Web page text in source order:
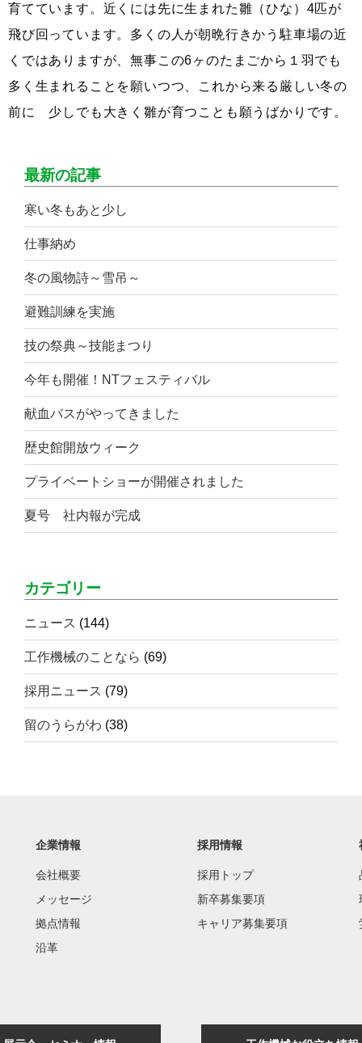
育てています。近くには先に生まれた雛（ひな）4匹が
飛び回っています。多くの人が朝晩行きかう駐車場の近
くではありますが、無事この6ヶのたまごから１羽でも
多く生まれることを願いつつ、これから来る厳しい冬の
前に 少しでも大きく雛が育つことも願うばかりです。
最新の記事
寒い冬もあと少し
仕事納め
冬の風物詩～雪吊～
避難訓練を実施
技の祭典～技能まつり
今年も開催！NTフェスティバル
献血バスがやってきました
歴史館開放ウィーク
プライベートショーが開催されました
夏号 社内報が完成
カテゴリー
ニュース (144)
工作機械のことなら (69)
採用ニュース (79)
留のうらがわ (38)
企業情報
会社概要
メッセージ
拠点情報
沿革
採用情報
採用トップ
新卒募集要項
キャリア募集要項